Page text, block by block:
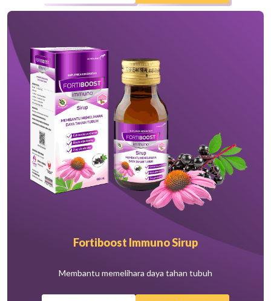
Fortiboost Immuno Sirup
Membantu memelihara daya tahan tubuh